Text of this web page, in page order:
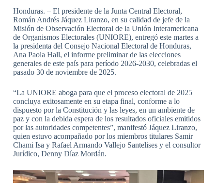
Honduras. – El presidente de la Junta Central Electoral,
Román Andrés Jáquez Liranzo, en su calidad de jefe de la
Misión de Observación Electoral de la Unión Interamericana
de Organismos Electorales (UNIORE), entregó este martes a
la presidenta del Consejo Nacional Electoral de Honduras,
Ana Paola Hall, el informe preliminar de las elecciones
generales de este país para período 2026-2030, celebradas el
pasado 30 de noviembre de 2025.
“La UNIORE aboga para que el proceso electoral de 2025
concluya exitosamente en su etapa final, conforme a lo
dispuesto por la Constitución y las leyes, en un ambiente de
paz y con la debida espera de los resultados oficiales emitidos
por las autoridades competentes”, manifestó Jáquez Liranzo,
quien estuvo acompañado por los miembros titulares Samir
Chami Isa y Rafael Armando Vallejo Santelises y el consultor
Jurídico, Denny Díaz Mordán.